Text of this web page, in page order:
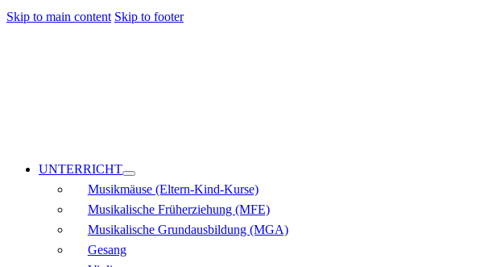
Skip to main content Skip to footer
UNTERRICHT
Musikmäuse (Eltern-Kind-Kurse)
Musikalische Früherziehung (MFE)
Musikalische Grundausbildung (MGA)
Gesang